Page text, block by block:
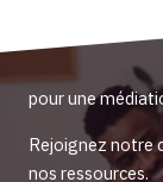
pour une
Rejoignez notre
nos ressources.